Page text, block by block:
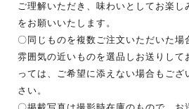
ご理解いただき、味わいとしてお楽し
をお願いいたします。
〇同じものを複数ご注文いただいた場
雰囲気の近いものを選品しお送りして
っては、ご希望に添えない場合もござ
さい。